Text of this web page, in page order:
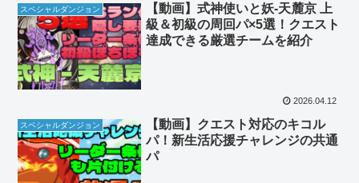
スペシャルダンジョン
【動画】式神使いと妖-天麓京 上
級＆初級の周回パ×5選！クエスト
達成できる厳選チームを紹介
2026.04.12
スペシャルダンジョン
【動画】クエスト対応のキコル
パ！新生活応援チャレンジの共通
パ